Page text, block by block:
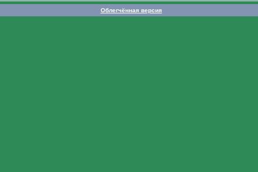
Облегчённая версия